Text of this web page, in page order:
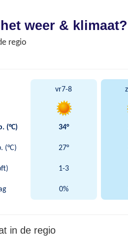
weer & klimaat?
regio
vr7-8
(°C) 34°
(°C) 27°
1-3
0%
in de regio